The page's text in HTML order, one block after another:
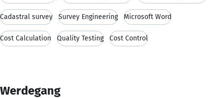
Cadastral survey Survey Engineering Microsoft Word
Cost Calculation Quality Testing Cost Control
Werdegang